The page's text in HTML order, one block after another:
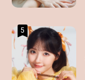
5
5
5